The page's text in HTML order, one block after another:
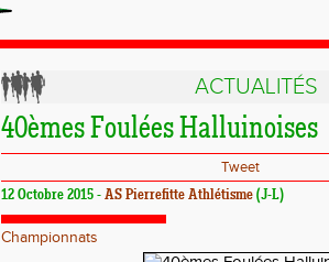
ACTUALITÉS
40èmes Foulées Halluinoises
Tweet
12 Octobre 2015 - AS Pierrefitte Athlétisme (J-L)
Championnats